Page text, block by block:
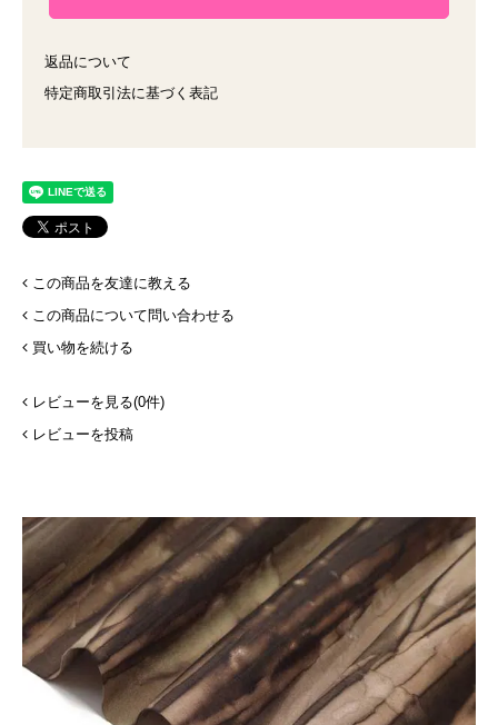
返品について
特定商取引法に基づく表記
この商品を友達に教える
この商品について問い合わせる
買い物を続ける
レビューを見る(0件)
レビューを投稿